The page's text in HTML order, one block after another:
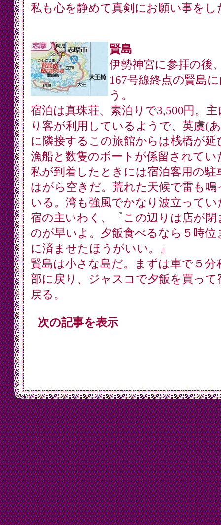
私も心を静めて真剣にお願い事をし
賢島
伊勢神宮に参拝の後
167号線終点の賢島
う。
宿泊は真珠荘、素泊りで3,500円。主
り客が利用しているようで、英虞(
に隣接するこの旅館からは桟橋が延
漁船と数隻のボートが係留されてい
私が到着したときには宿泊客用の駐
はがら空きだ。荒れた天候で雷も鳴
いる。湾も強風でかなり波立ってい
宿の主いわく、『この辺りは店が閉
のが早いよ。夕飯食べるなら５時位
に済ませたほうがいい。』
賢島は小さな島だ。まずは車で５分
部に戻り、ジャスコで夕飯を買って
戻る。
次の記事を表示